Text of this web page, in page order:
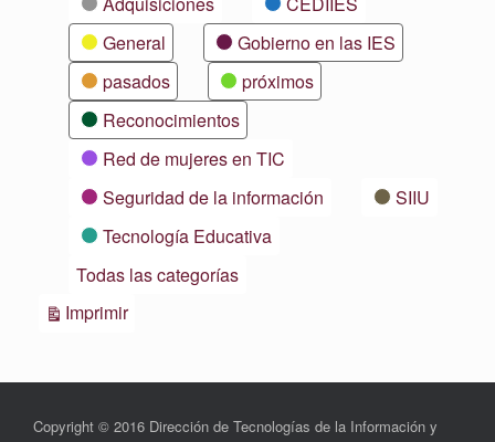
General
Gobierno en las IES
pasados
próximos
Reconocimientos
Red de mujeres en TIC
Seguridad de la información
SIIU
Tecnología Educativa
Todas las categorías
ImprimirVistas
Copyright © 2016 Dirección de Tecnologías de la Información y